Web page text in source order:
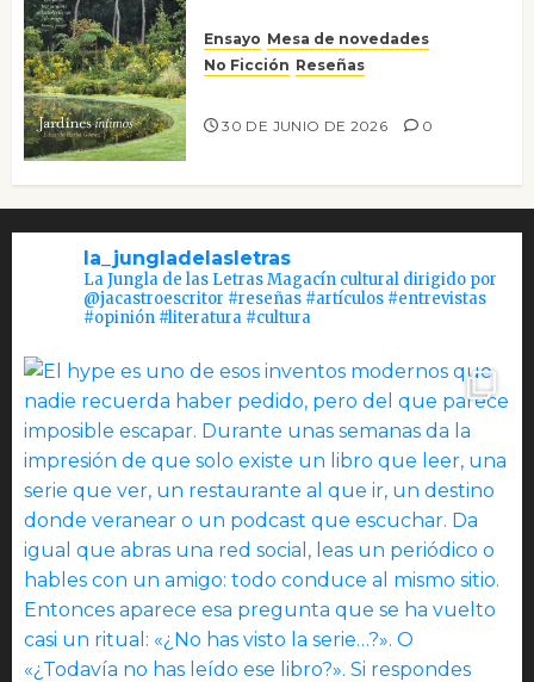
Ensayo Mesa de novedades
No Ficción Reseñas
30 DE JUNIO DE 2026 0
la_jungladelasletras
La Jungla de las Letras Magacín cultural dirigido por
@jacastroescritor #reseñas #artículos #entrevistas
#opinión #literatura #cultura